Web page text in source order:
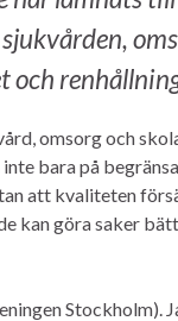
och
omsorg och
bara på
att kvaliteten
kan göra saker
Stockholm).